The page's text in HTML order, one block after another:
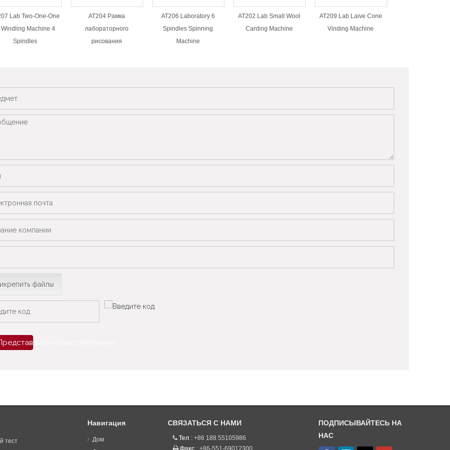
Lab Two-One-One
Windling Machine 4
Spindles
AT204 Рамка
лабораторного
рисования
AT206 Laboratory 6
Spindles Spinning
Machine
AT202 Lab Small Wool
Carding Machine
AT209 Lab Laive Cone
Vinding Machine
файлы
на рассмотрение
тест
Навигация
Дом
СВЯЗАТЬСЯ С НАМИ
Тел : +86 188 55105986
Факс : +86-551-69012300
ПОДПИСЫВАЙТЕСЬ НА
НАС